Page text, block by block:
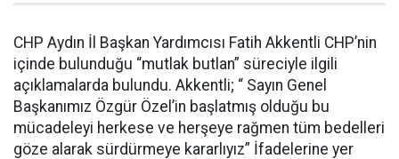
CHP Aydın İl Başkan Yardımcısı Fatih Akkentli CHP’nin
içinde bulunduğu “mutlak butlan” süreciyle ilgili
açıklamalarda bulundu. Akkentli; “ Sayın Genel
Başkanımız Özgür Özel’in başlatmış olduğu bu
mücadeleyi herkese ve herşeye rağmen tüm bedelleri
göze alarak sürdürmeye kararlıyız” İfadelerine yer